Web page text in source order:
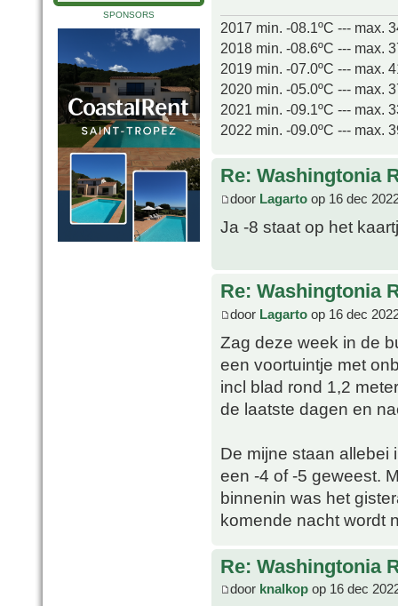
SPONSORS
2017 min. -08.1ºC --- max.
2018 min. -08.6ºC --- max.
2019 min. -07.0ºC --- max.
2020 min. -05.0ºC --- max.
2021 min. -09.1ºC --- max.
2022 min. -09.0ºC --- max.
Re: Washingtonia
door Lagarto op 16 dec
Ja -8 staat op het
Re: Washingtonia
door Lagarto op 16 dec
Zag deze week in de
een voortuintje met
incl blad rond 1,2
de laatste dagen en
De mijne staan allebei
een -4 of -5 geweest.
binnenin was het
komende nacht wordt
Re: Washingtonia
door knalkop op 16 dec